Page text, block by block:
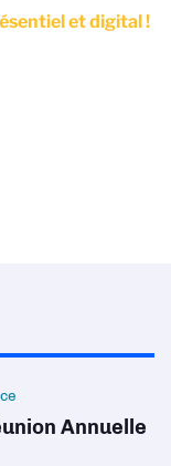
et digital !
Annuelle